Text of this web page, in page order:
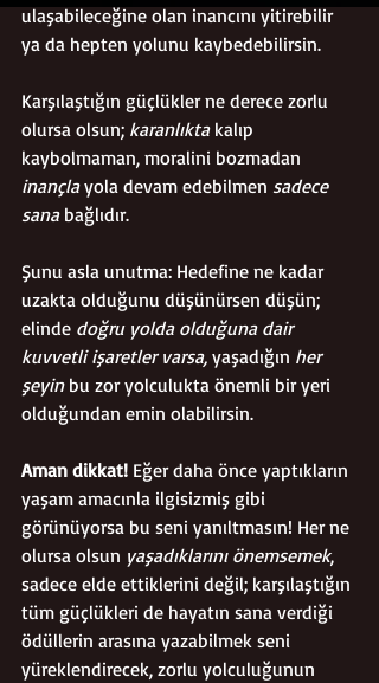
ulaşabileceğine olan inancını yitirebilir
ya da hepten yolunu kaybedebilirsin.
Karşılaştığın güçlükler ne derece zorlu
olursa olsun; karanlıkta kalıp
kaybolmaman, moralini bozmadan
inançla yola devam edebilmen sadece
sana bağlıdır.
Şunu asla unutma: Hedefine ne kadar
uzakta olduğunu düşünürsen düşün;
elinde doğru yolda olduğuna dair
kuvvetli işaretler varsa, yaşadığın her
şeyin bu zor yolculukta önemli bir yeri
olduğundan emin olabilirsin.
Aman dikkat! Eğer daha önce yaptıkların
yaşam amacınla ilgisizmiş gibi
görünüyorsa bu seni yanıltmasın! Her ne
olursa olsun yaşadıklarını önemsemek,
sadece elde ettiklerini değil; karşılaştığın
tüm güçlükleri de hayatın sana verdiği
ödüllerin arasına yazabilmek seni
yüreklendirecek, zorlu yolculuğunun